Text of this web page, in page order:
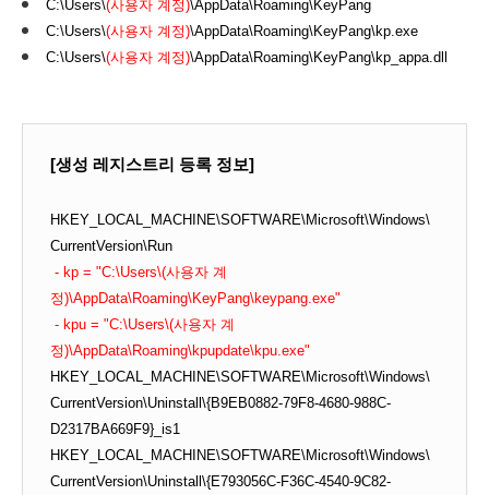
C:\Users\(사용자 계정)\AppData\Roaming\KeyPang
C:\Users\(사용자 계정)\AppData\Roaming\KeyPang\kp.exe
C:\Users\(사용자 계정)\AppData\Roaming\KeyPang\kp_appa.dll
[생성 레지스트리 등록 정보]
HKEY_LOCAL_MACHINE\SOFTWARE\Microsoft\Windows\
CurrentVersion\Run
- kp = "C:\Users\(사용자 계
정)\AppData\Roaming\KeyPang\keypang.exe"
- kpu = "C:\Users\(사용자 계
정)\AppData\Roaming\kpupdate\kpu.exe"
HKEY_LOCAL_MACHINE\SOFTWARE\Microsoft\Windows\
CurrentVersion\Uninstall\{B9EB0882-79F8-4680-988C-
D2317BA669F9}_is1
HKEY_LOCAL_MACHINE\SOFTWARE\Microsoft\Windows\
CurrentVersion\Uninstall\{E793056C-F36C-4540-9C82-